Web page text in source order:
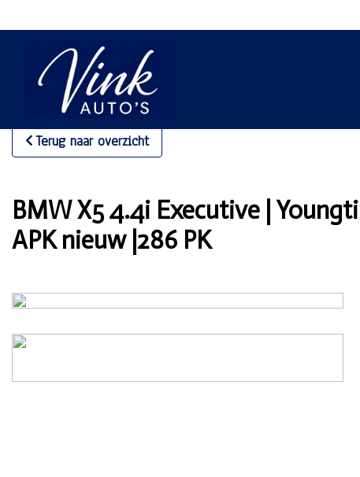
Terug naar overzicht
BMW X5 4.4i Executive |
APK nieuw |286 PK